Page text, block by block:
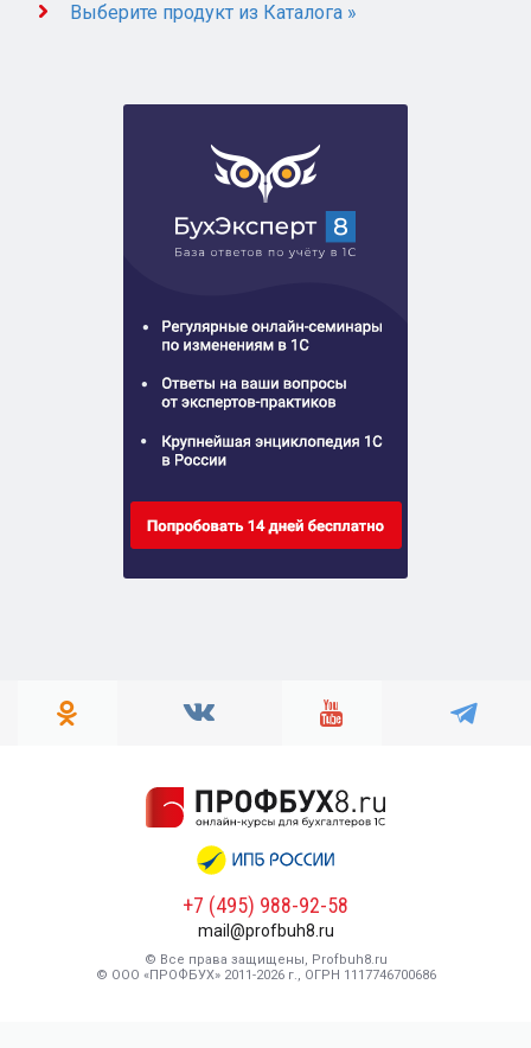
Выберите продукт из Каталога »
+7 (495) 988-92-58
mail@profbuh8.ru
© Все права защищены, Profbuh8.ru
© ООО «ПРОФБУХ» 2011-2026 г., ОГРН 1117746700686